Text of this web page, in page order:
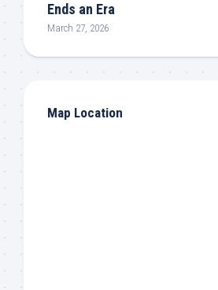
Ends an Era
March 27, 2026
Map Location